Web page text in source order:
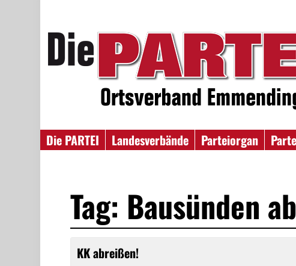
Die PARTEI Landesverbände Parteiorgan
Tag: Bausünden
KK abreißen!